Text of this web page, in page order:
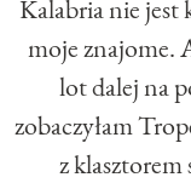
Kalabria nie
moje znajome.
lot dalej na
zobaczyłam
z klasztorem